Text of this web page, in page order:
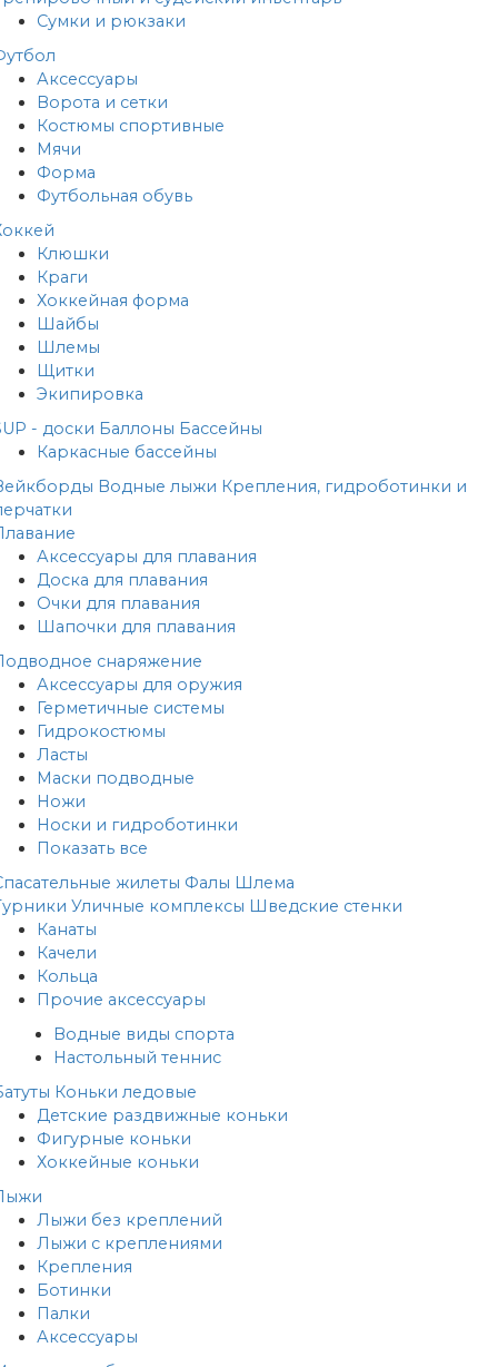
Сумки и рюкзаки
Аксессуары
Ворота и сетки
Костюмы спортивные
Мячи
Форма
Футбольная обувь
Клюшки
Краги
Хоккейная форма
Шайбы
Шлемы
Щитки
Экипировка
- доски Баллоны Бассейны
Каркасные бассейны
Водные лыжи Крепления, гидроботинки и
Аксессуары для плавания
Доска для плавания
Очки для плавания
Шапочки для плавания
снаряжение
Аксессуары для оружия
Герметичные системы
Гидрокостюмы
Ласты
Маски подводные
Ножи
Носки и гидроботинки
Показать все
жилеты Фалы Шлема
Уличные комплексы Шведские стенки
Канаты
Качели
Кольца
Прочие аксессуары
Водные виды спорта
Настольный теннис
Коньки ледовые
Детские раздвижные коньки
Фигурные коньки
Хоккейные коньки
Лыжи без креплений
Лыжи с креплениями
Крепления
Ботинки
Палки
Аксессуары